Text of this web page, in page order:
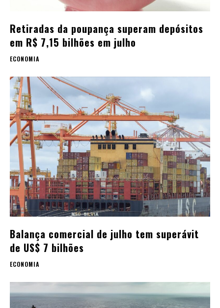
Retiradas da poupança superam depósitos
em R$ 7,15 bilhões em julho
ECONOMIA
Balança comercial de julho tem superávit
de US$ 7 bilhões
ECONOMIA